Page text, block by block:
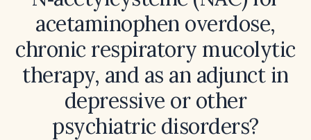
acetaminophen overdose,
chronic respiratory mucolytic
therapy, and as an adjunct in
depressive or other
psychiatric disorders?